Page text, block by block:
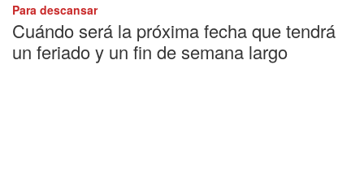
Para descansar
Cuándo será la próxima fecha que tendrá
un feriado y un fin de semana largo